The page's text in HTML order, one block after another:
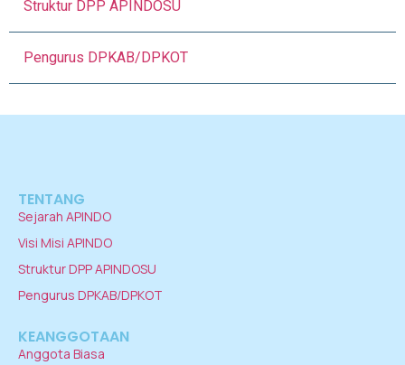
Struktur DPP APINDOSU
Pengurus DPKAB/DPKOT
TENTANG
Sejarah APINDO
Visi Misi APINDO
Struktur DPP APINDOSU
Pengurus DPKAB/DPKOT
KEANGGOTAAN
Anggota Biasa